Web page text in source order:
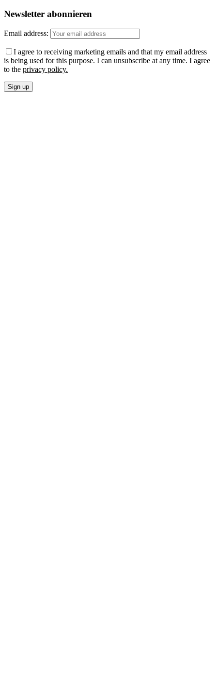
Newsletter abonnieren
Email address:
I agree to receiving marketing emails and that my email address
is being used for this purpose. I can unsubscribe at any time. I agree
to the privacy policy.